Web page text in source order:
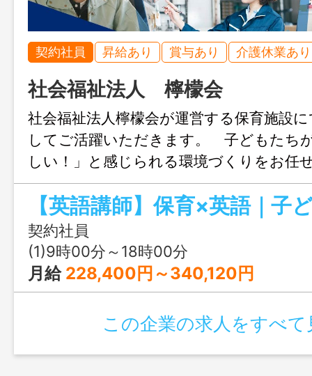
契約社員 昇給あり 賞与あり 介護休業あり
社会福祉法人 檸檬会
社会福祉法人檸檬会が運営する保育施設
してご活躍いただきます。 子どもたち
しい！」と感じられる環境づくりをお
具体的には＞ ・英語レッスンの実施（
ブ等） ・年齢に応じた英語プログラム
保育補助業務（子どもたちの見守り・生
等） ・各施設スタッフとの連携 ※滋賀
リアの各施設を巡回していただきます
人の定める業務
契約社員
(1)9時00分～18時00分
月給 228,400円～340,120円
この企業の求人をすべて